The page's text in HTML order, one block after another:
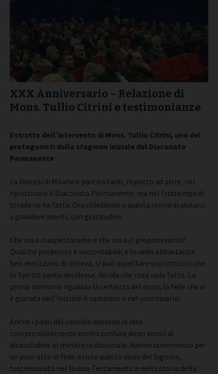
XXX Anniversario – Relazione di
Mons. Tullio Citrini e testimonianze
Estratto dell’intervento di Mons. Tullio Citrini, uno dei
protagonisti della stagione iniziale del Diaconato
Permanente
La Diocesi di Milano è partita tardi, rispetto ad altre, nel
ripristinare il Diaconato Permanente, ma nel frattempo di
strada ne ha fatta. Ora chiediamo a questa storia di aiutarci
a guardare avanti, con gratitudine.
Che cosa ci aspettavamo e che cosa ci proponevamo?
Qualche proposito è raccontabile, e lo vedo abbastanza
ben realizzato. Si poteva, si può aspettare soprattutto che
lo Spirito santo decidesse, decida che cosa vada fatto. La
prima memoria riguarda la certezza del dono, la fede che si
è giocata nell’iniziare il cammino e nel continuarlo.
Anche i padri del concilio avevano le idee
comprensibilmente molto confuse dopo secoli di
disabitudine al ministero diaconale. Hanno scommesso per
un puro atto di fede: esiste questo dono del Signore,
testimoniato nel Nuovo Testamento e nella storia della